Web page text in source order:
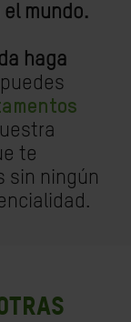
mundo.
haga
te
sin ningún